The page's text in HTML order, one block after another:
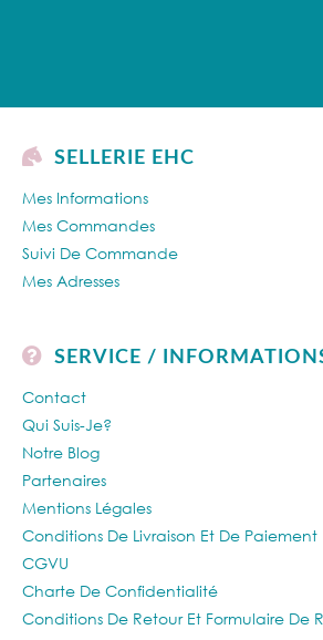
SELLERIE EHC
Mes Informations
Mes Commandes
Suivi De Commande
Mes Adresses
SERVICE /
Contact
Qui Suis-Je?
Notre Blog
Partenaires
Mentions Légales
Conditions De Livraison Et De Paiement
CGVU
Charte De Confidentialité
Conditions De Retour Et Formulaire De